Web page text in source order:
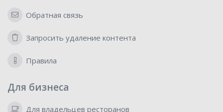
Обратная связь
Запросить удаление контента
Правила
Для бизнеса
Для владельцев ресторанов